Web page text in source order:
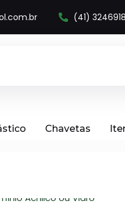
(41)
Chavetas